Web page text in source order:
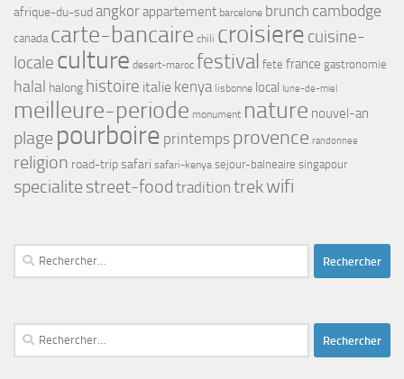
afrique-du-sudangkorappartement barcelone brunch cambodge
canada carte-bancaire chili croisiere cuisine-
locale culture desert-maroc festival fete france gastronomie
halal halong histoire italie kenya lisbonne local lune-de-miel
meilleure-periode monument nature nouvel-an
plage pourboire printemps provence randonnee
religion road-tripsafari safari-kenya sejour-balneaire singapour
specialite street-food tradition trekwifi
Rechercher :
Rechercher :